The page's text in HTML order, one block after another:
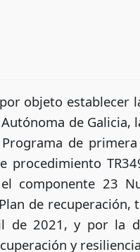
objeto establecer
de
de
procedimiento
componente 23
de
de 2021, y por la
y